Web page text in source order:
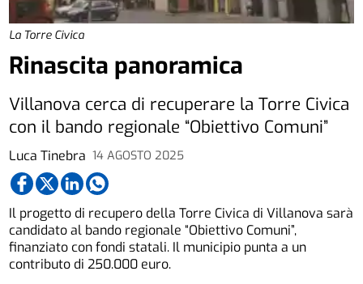
La Torre Civica
Luca Tinebra 14 AGOSTO 2025
Rinascita panoramica
Villanova cerca di recuperare la Torre Civica
con il bando regionale “Obiettivo Comuni”
Il progetto di recupero della Torre Civica di Villanova sarà
candidato al bando regionale “Obiettivo Comuni”,
finanziato con fondi statali. Il municipio punta a un
contributo di 250.000 euro.